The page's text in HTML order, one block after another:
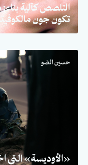
التلصص كآلية
تكون جون
حسين الضو
«الأوديسة» التي